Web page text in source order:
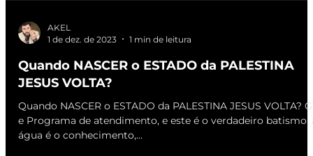
AKEL
1 de dez. de 2023
1 min de leitura
Quando NASCER o ESTADO da PALESTINA
JESUS VOLTA?
Quando NASCER o ESTADO da PALESTINA JESUS VOLTA?
e Programa de atendimento, e este é o verdadeiro batismo,
água é o conhecimento,...